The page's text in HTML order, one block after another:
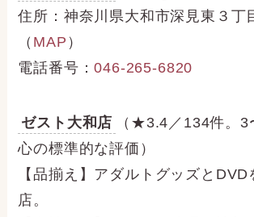
住所：神奈川県大和市深見東３丁
（ MAP ）
電話番号：046-265-6820
ゼスト大和店
（★3.4／134件。3
心の標準的な評価）
【品揃え】アダルトグッズとDVD
店。